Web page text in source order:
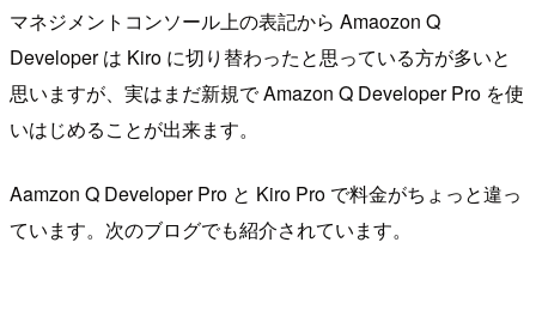
マネジメントコンソール上の表記から Amaozon Q
Developer は Kiro に切り替わったと思っている方が多いと
思いますが、実はまだ新規で Amazon Q Developer Pro を使
いはじめることが出来ます。
Aamzon Q Developer Pro と Kiro Pro で料金がちょっと違っ
ています。次のブログでも紹介されています。